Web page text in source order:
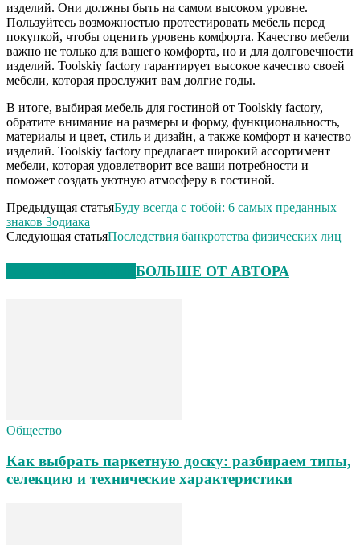
изделий. Они должны быть на самом высоком уровне.
Пользуйтесь возможностью протестировать мебель перед
покупкой, чтобы оценить уровень комфорта. Качество мебели
важно не только для вашего комфорта, но и для долговечности
изделий. Toolskiy factory гарантирует высокое качество своей
мебели, которая прослужит вам долгие годы.
В итоге, выбирая мебель для гостиной от Toolskiy factory,
обратите внимание на размеры и форму, функциональность,
материалы и цвет, стиль и дизайн, а также комфорт и качество
изделий. Toolskiy factory предлагает широкий ассортимент
мебели, которая удовлетворит все ваши потребности и
поможет создать уютную атмосферу в гостиной.
Предыдущая статьяБуду всегда с тобой: 6 самых преданных
знаков Зодиака
Следующая статьяПоследствия банкротства физических лиц
БОЛЬШЕ ОТ АВТОРА
Общество
Как выбрать паркетную доску: разбираем типы,
селекцию и технические характеристики